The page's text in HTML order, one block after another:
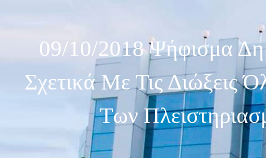
09/10/2018 Ψήφισμα
Σχετικά Με Τις Διώξεις
Των